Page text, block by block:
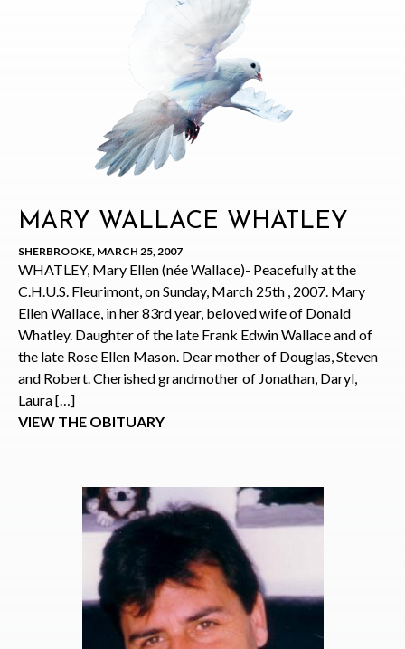
MARY WALLACE WHATLEY
SHERBROOKE, MARCH 25, 2007
WHATLEY, Mary Ellen (née Wallace)- Peacefully at the
C.H.U.S. Fleurimont, on Sunday, March 25th , 2007. Mary
Ellen Wallace, in her 83rd year, beloved wife of Donald
Whatley. Daughter of the late Frank Edwin Wallace and of
the late Rose Ellen Mason. Dear mother of Douglas, Steven
and Robert. Cherished grandmother of Jonathan, Daryl,
Laura […]
VIEW THE OBITUARY